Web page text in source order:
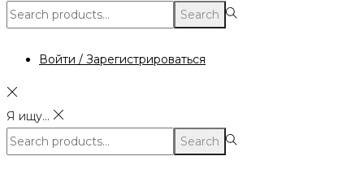
Search
Search
Войти / Зарегистрироваться
Я ищу...
Search
Search